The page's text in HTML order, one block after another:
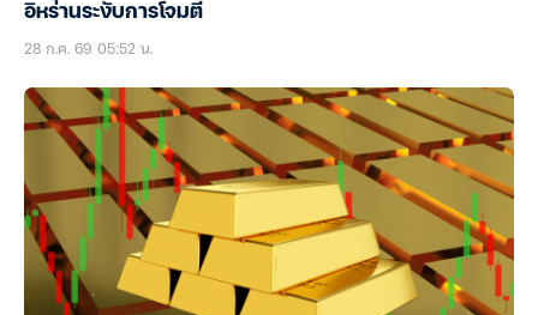
อิหร่านระงับการโจมตี
28 ก.ค. 69 05:52 น.